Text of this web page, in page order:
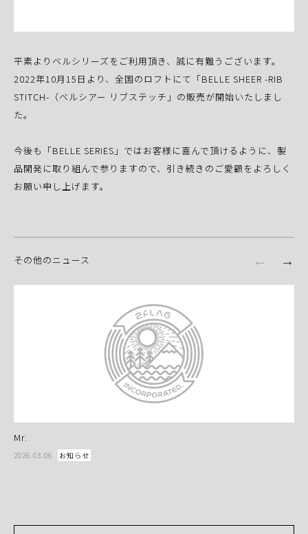
平素よりベルシリーズをご利用頂き、誠に有難うございます。
2022年10月15日より、全国のロフトにて「BELLE SHEER -RIB
STITCH-（ベルシアー リブステッチ」の販売が開始いたしまし
た。
今後も「BELLE SERIES」ではお客様に喜んで頂けるように、製
品開発に取り組んで参りますので、引き続きのご愛顧をよろしく
お願い申し上げます。
その他のニュース
Mr.
2026.03.06 お知らせ